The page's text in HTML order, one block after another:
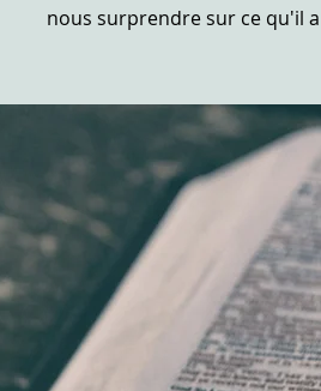
nous surprendre sur ce qu'il